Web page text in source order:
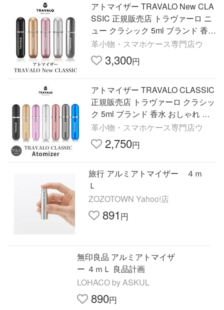
アトマイザー TRAVALO New CLA
SSIC 正規販売店 トラヴァーロ ニ
ュー クラシック 5ml ブランド 香水
おしゃれ プレゼント 底部充填 ク
イック メンズ レディース
革小物・スマホケース専門店ウ
3,300円
アトマイザー TRAVALO CLASSIC
正規販売店 トラヴァーロ クラシッ
ク 5ml ブランド 香水 おしゃれ プ
レゼント 底部充填 クイック メン
ズ レディース 爆買
革小物・スマホケース専門店ウ
2,750円
旅行 アルミアトマイザー ４ｍ
Ｌ
ZOZOTOWN Yahoo!店
891 円
無印良品 アルミアトマイザ
ー ４ｍＬ 良品計画
LOHACO by ASKUL
890円